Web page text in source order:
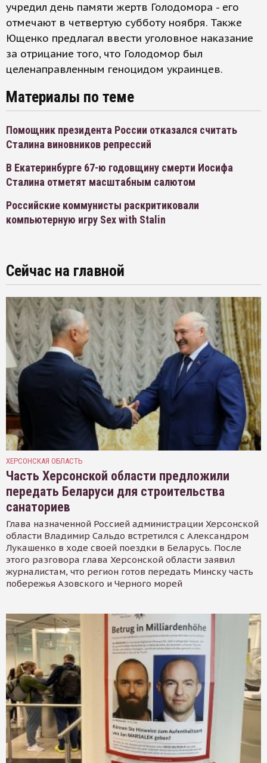
учредил день памяти жертв Голодомора - его
отмечают в четвертую субботу ноября. Также
Ющенко предлагал ввести уголовное наказание
за отрицание того, что Голодомор был
целенаправленным геноцидом украинцев.
Материалы по теме
Помощник президента России отказался считать
Сталина виновников репрессий
В Екатеринбурге 67-ю годовщину смерти Иосифа
Сталина отметят масштабным салютом
Российские коммунисты раскритиковали
компьютерную игру Sex with Stalin
Сейчас на главной
ХЕРСОНСКАЯ ОБЛАСТЬ
Часть Херсонской области предложили
передать Беларуси для строительства
санаториев
Глава назначенной Россией администрации Херсонской
области Владимир Сальдо встретился с Александром
Лукашенко в ходе своей поездки в Беларусь. После
этого разговора глава Херсонской области заявил
журналистам, что регион готов передать Минску часть
побережья Азовского и Черного морей